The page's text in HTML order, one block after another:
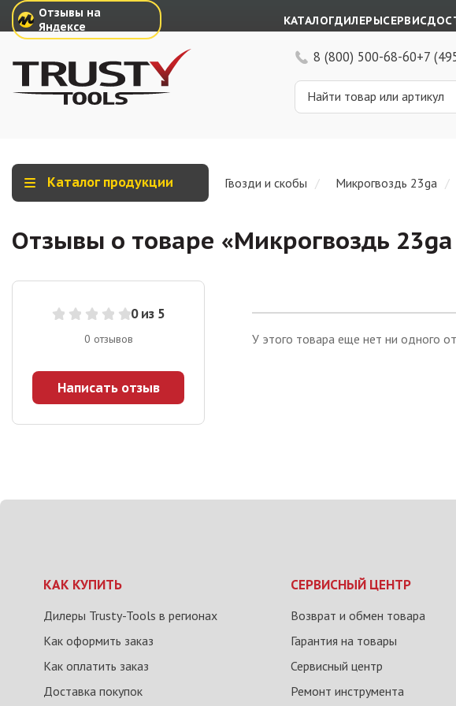
Отзывы на
Яндексе
КАТАЛОГДИЛЕРЫСЕРВИС
8 (800) 500-68-60+7
Каталог продукции Гвозди и скобы Микрогвоздь 23ga
Отзывы о товаре «Микрогвоздь
0 из 5
0 отзывов
Написать отзыв
У этого товара еще нет ни одного
КАК КУПИТЬ
Дилеры Trusty-Tools в регионах
Как оформить заказ
Как оплатить заказ
Доставка покупок
СЕРВИСНЫЙ ЦЕНТР
Возврат и обмен товара
Гарантия на товары
Сервисный центр
Ремонт инструмента